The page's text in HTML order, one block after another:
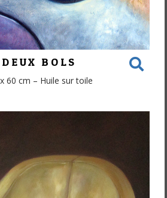
BOLS
60 cm – Huile sur toile